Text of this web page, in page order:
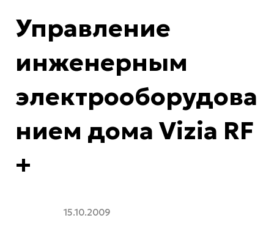
Управление
инженерным
электрооборудова
нием дома Vizia RF
+
15.10.2009